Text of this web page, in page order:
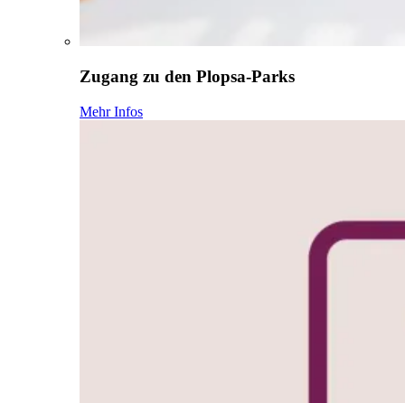
Zugang zu den Plopsa-Parks
Mehr Infos